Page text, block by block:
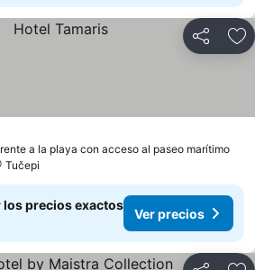
Compartir
a la playa con acceso al paseo marítimo
Tučepi
los precios exactos
Ver precios